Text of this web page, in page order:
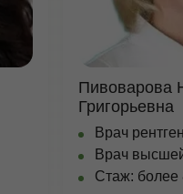
Пивоварова
Григорьевна
Врач
Врач
Стаж: более